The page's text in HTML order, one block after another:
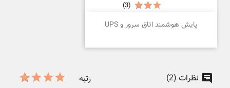
پایش هوشمند اتاق سرور و UPS
(3)
نظرات (2) رتبه